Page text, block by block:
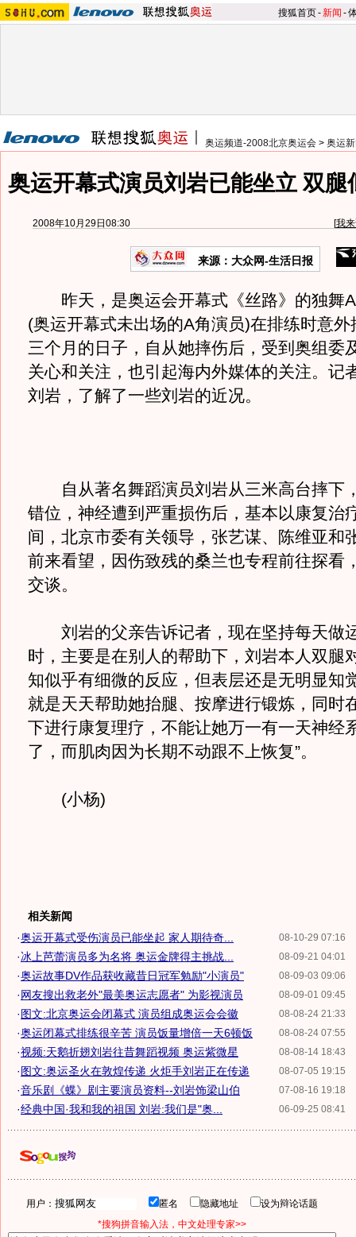
搜狐首页-新闻 -
奥运频道-2008北京奥运会 > 奥运
奥运开幕式演员刘岩已能坐立 双腿
2008年10月29日08:30 [我
来源：大众网-生活日报
昨天，是奥运会开幕式《丝路》的独舞A
(奥运开幕式未出场的A角演员)在排练时意外
三个月的日子，自从她摔伤后，受到奥组委
关心和关注，也引起海内外媒体的关注。记
刘岩，了解了一些刘岩的近况。
自从著名舞蹈演员刘岩从三米高台摔下
错位，神经遭到严重损伤后，基本以康复治
间，北京市委有关领导，张艺谋、陈维亚和
前来看望，因伤致残的桑兰也专程前往探看
交谈。
刘岩的父亲告诉记者，现在坚持每天做
时，主要是在别人的帮助下，刘岩本人双腿
知似乎有细微的反应，但表层还是无明显知
就是天天帮助她抬腿、按摩进行锻炼，同时
下进行康复理疗，不能让她万一有一天神经
了，而肌肉因为长期不动跟不上恢复”。
(小杨)
相关新闻
08-10-29 07:16
·奥运开幕式受伤演员已能坐起 家人期待奇...
08-09-21 04:01
·冰上芭蕾演员多为名将 奥运金牌得主挑战...
08-09-03 09:06
·奥运故事DV作品获收藏昔日冠军勉励"小演员"
08-09-01 09:45
·网友搜出救老外"最美奥运志愿者" 为影视演员
08-08-24 21:33
·图文:北京奥运会闭幕式 演员组成奥运会会徽
08-08-24 07:55
·奥运闭幕式排练很辛苦 演员饭量增倍一天6顿饭
08-08-14 18:43
·视频:天鹅折翅刘岩往昔舞蹈视频 奥运紫微星
08-07-05 19:15
·图文:奥运圣火在敦煌传递 火炬手刘岩正在传递
07-08-16 19:18
·音乐剧《蝶》剧主要演员资料--刘岩饰梁山伯
06-09-25 08:41
·经典中国·我和我的祖国 刘岩:我们是"奥...
用户： 匿名 隐藏地址
设为辩论话题
*搜狗拼音输入法，中文处理专家>>